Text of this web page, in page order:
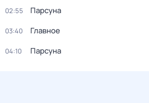
02:55 Парcyна
03:40 Главное
04:10 Парсуна